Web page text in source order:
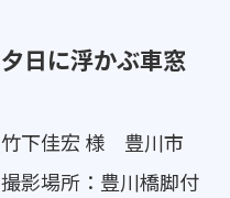
夕日に浮かぶ車窓
竹下佳宏 様 豊川市
撮影場所：豊川橋脚付